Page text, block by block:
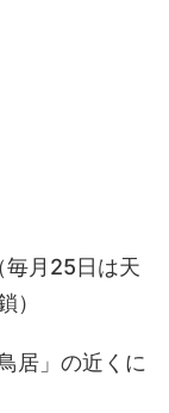
月25日は天
）
居」の近くに